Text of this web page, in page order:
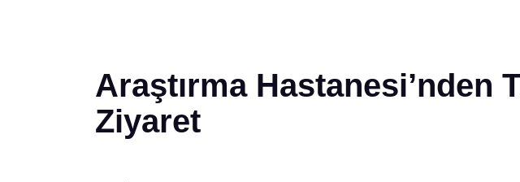
Araştırma Hastanesi’nden
Ziyaret